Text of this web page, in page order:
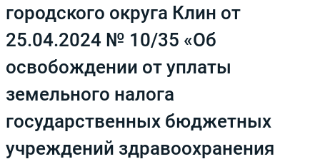
городского округа Клин от
25.04.2024 № 10/35 «Об
освобождении от уплаты
земельного налога
государственных бюджетных
учреждений здравоохранения